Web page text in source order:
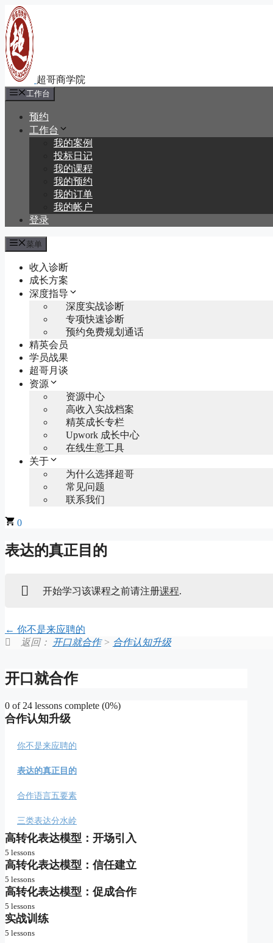
跳
至
内
容
工作台
预约
工作台
我的案例
投标日记
我的课程
我的预约
我的订单
我的帐户
登录
菜单
收入诊断
成长方案
深度指导
深度实战诊断
专项快速诊断
预约免费规划通话
精英会员
学员战果
超哥月谈
资源
资源中心
高收入实战档案
精英成长专栏
Upwork 成长中心
在线生意工具
关于
为什么选择超哥
常见问题
联系我们
0
表达的真正目的
开始学习该课程之前请注册课程.
你不是来应聘的
返回：
开口就合作> 合作认知升级
开口就合作
0 of 24 lessons complete (0%)
合作认知升级
你不是来应聘的
表达的真正目的
合作语言五要素
三类表达分水岭
高转化表达模型：开场引入
M1 ｜ 定制型开场
M2 ｜ 不做推销员
M3 ｜ 合作型提问
5 lessons
高转化表达模型：信任建立
M6 ｜ 场景导向型
M7 ｜ 信任感补充
5 lessons
高转化表达模型：促成合作
M11 ｜ 收尾推进型
5 lessons
实战训练
5 lessons